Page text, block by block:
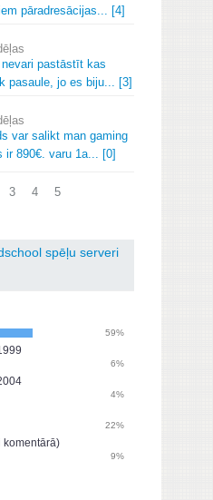
pāradresācijas... [4]
nevari pastāstīt kas
pasaule, jo es biju... [3]
var salikt man gaming
ir 890€. varu 1a... [0]
3 4 5
spēļu serveri
59%
6%
4%
22%
komentārā)
9%